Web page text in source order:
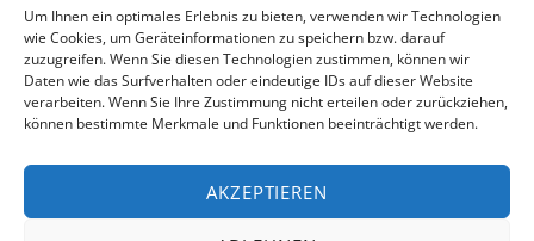
Um Ihnen ein optimales Erlebnis zu bieten, verwenden wir Technologien
wie Cookies, um Geräteinformationen zu speichern bzw. darauf
zuzugreifen. Wenn Sie diesen Technologien zustimmen, können wir
Daten wie das Surfverhalten oder eindeutige IDs auf dieser Website
verarbeiten. Wenn Sie Ihre Zustimmung nicht erteilen oder zurückziehen,
können bestimmte Merkmale und Funktionen beeinträchtigt werden.
AKZEPTIEREN
To